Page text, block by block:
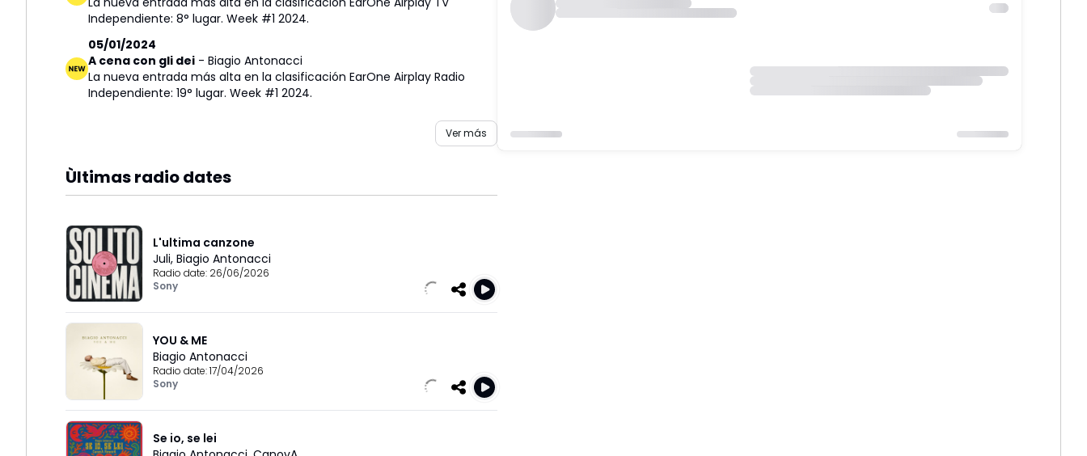
Independiente: 8° lugar. Week #1 2024.
05/01/2024
A cena con gli dei - Biagio Antonacci
La nueva entrada más alta en la clasificación EarOne Airplay Radio
Independiente: 19° lugar. Week #1 2024.
Ver más
Ùltimas radio dates
L'ultima canzone
Juli, Biagio Antonacci
Radio date: 26/06/2026
Sony
YOU & ME
Biagio Antonacci
Radio date:17/04/2026
Sony
Se io, se lei